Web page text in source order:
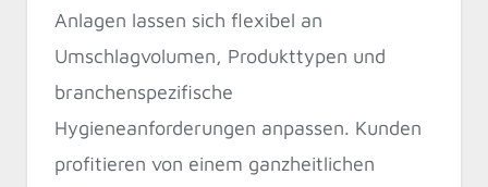
Anlagen lassen sich flexibel an
Umschlagvolumen, Produkttypen und
branchenspezifische
Hygieneanforderungen anpassen. Kunden
profitieren von einem ganzheitlichen